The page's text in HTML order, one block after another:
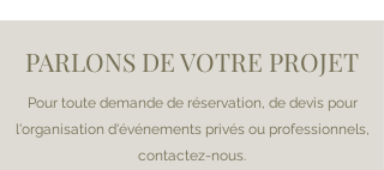
PARLONS DE VOTRE PROJET
Pour toute demande de réservation, de devis pour
l'organisation d'événements privés ou professionnels,
contactez-nous.